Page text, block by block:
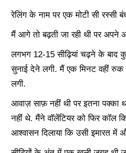
रेलिंग के नाम पर एक मोटी सी रस्सी
मैं आगे तो बढ़ती जा रही थी पर अपने
लगभग 12-15 सीढ़ियां चढ़ने के बाद
सुनाई देने लगी. मैं एक मिनट वहीं
लगी.
आवाज़ साफ़ नहीं थी पर इतना पक्का
नहीं थे. मैंने वॉलेंटियर को फिर कॉल
आश्वासन दिलाया कि उसी इमारत में